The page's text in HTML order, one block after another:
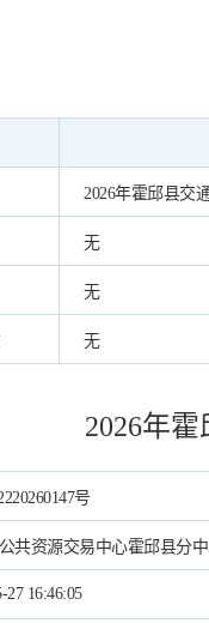
2026年霍邱县交
无
无
无
2026年
号
共资源交易中心霍邱县分
27 16:46:05